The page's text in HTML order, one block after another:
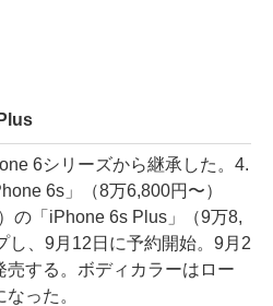
6シリーズから継承した。4.
6s」（8万6,800円〜）
の「iPhone 6s Plus」（9万8,
し、9月12日に予約開始。9月2
する。ボディカラーはロー
った。